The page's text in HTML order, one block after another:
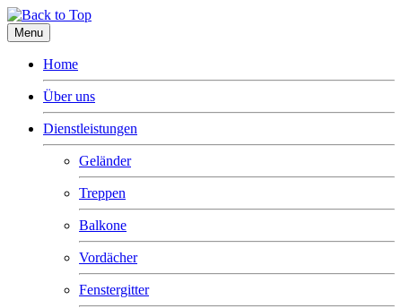
Menu
Home
Über uns
Dienstleistungen
Geländer
Treppen
Balkone
Vordächer
Fenstergitter